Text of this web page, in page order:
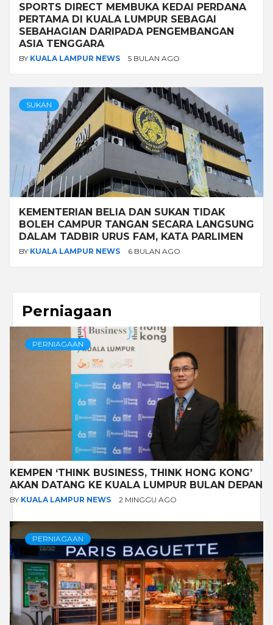
SPORTS DIRECT MEMBUKA KEDAI PERDANA
PERTAMA DI KUALA LUMPUR SEBAGAI
SEBAHAGIAN DARIPADA PENGEMBANGAN
ASIA TENGGARA
BY KUALA LAMPUR NEWS 5 BULAN AGO
SUKAN
KEMENTERIAN BELIA DAN SUKAN TIDAK
BOLEH CAMPUR TANGAN SECARA LANGSUNG
DALAM TADBIR URUS FAM, KATA PARLIMEN
BY KUALA LAMPUR NEWS 6 BULAN AGO
Perniagaan
PERNIAGAAN
KEMPEN ‘THINK BUSINESS, THINK HONG KONG’
AKAN DATANG KE KUALA LUMPUR BULAN DEPAN
BY KUALA LAMPUR NEWS 2 MINGGU AGO
PERNIAGAAN